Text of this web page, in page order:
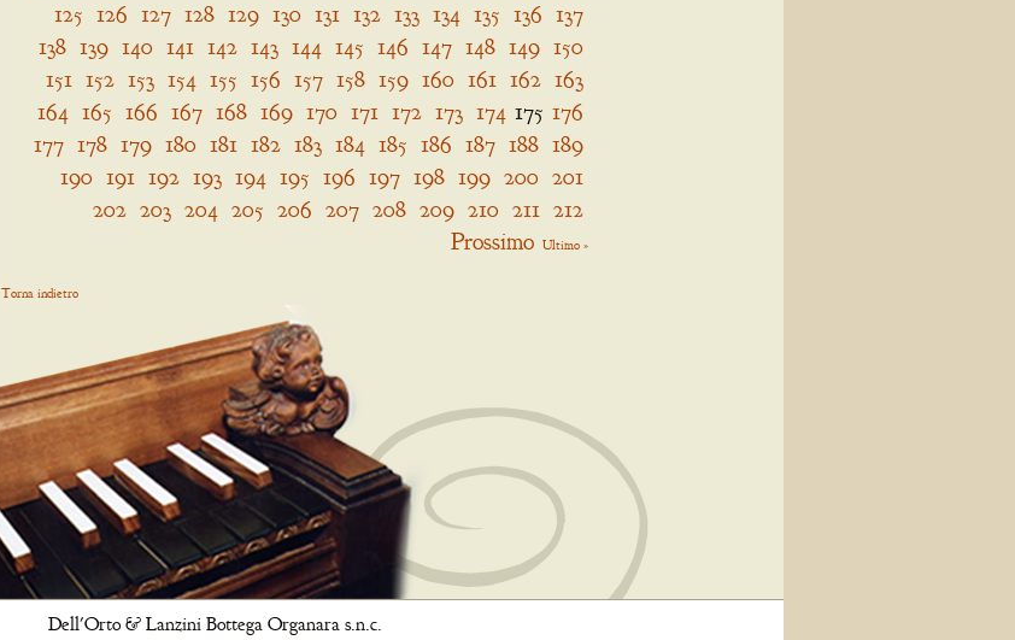
125 126 127 128 129 130 131 132 133 134 135 136 137
138 139 140 141 142 143 144 145 146 147 148 149 150
151 152 153 154 155 156 157 158 159 160 161 162 163
164 165 166 167 168 169 170 171 172 173 174 175 176
177 178 179 180 181 182 183 184 185 186 187 188 189
190 191 192 193 194 195 196 197 198 199 200 201
202 203 204 205 206 207 208 209 210 211 212
Prossimo Ultimo »
Torna indietro
Dell'Orto & Lanzini Bottega Organara s.n.c.